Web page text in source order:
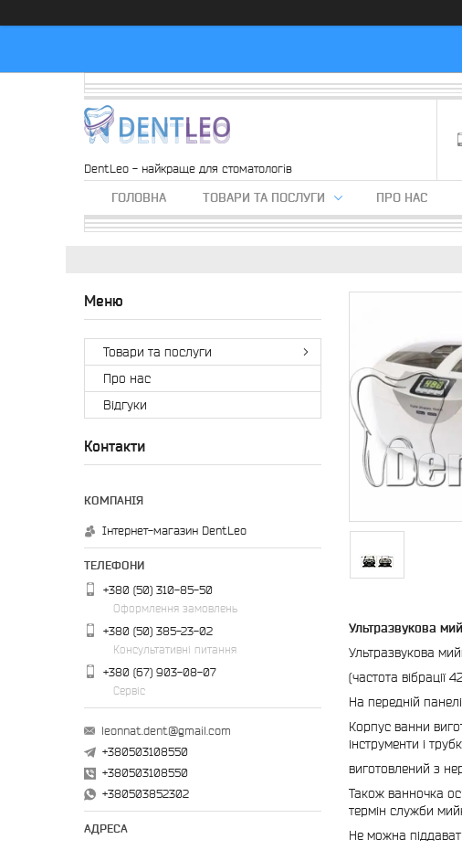
DentLeo - найкраще для стоматологів
ГОЛОВНА ТОВАРИ ТА ПОСЛУГИ ПРО НАС
Ультразвукова
Ультразвукова
(частота вібрації
На передній
Корпус ванни
інструменти і
виготовлений з
Також ванночка
термін служби
Не можна
Товари та послуги
Про нас
Вiдгуки
Контакти
Інтернет-магазин DentLeo
+380 (50) 310-85-50
Оформлення замовлень
+380 (50) 385-23-02
Консультативні питання
+380 (67) 903-08-07
Сервіс
leonnat.dent@gmail.com
+380503108550
+380503108550
+380503852302